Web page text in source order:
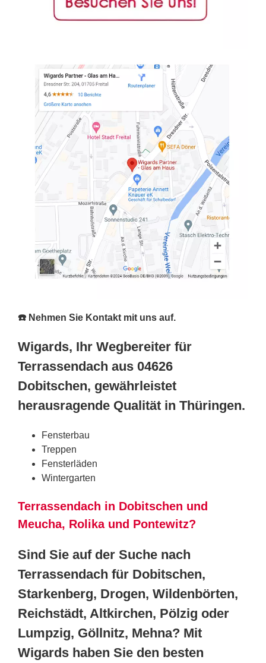
☎️ Nehmen Sie Kontakt mit uns auf.
Wigards, Ihr Wegbereiter für
Terrassendach aus 04626
Dobitschen, gewährleistet
herausragende Qualität in Thüringen.
Fensterbau
Treppen
Fensterläden
Wintergarten
Terrassendach in Dobitschen und
Meucha, Rolika und Pontewitz?
Sind Sie auf der Suche nach
Terrassendach für Dobitschen,
Starkenberg, Drogen, Wildenbörten,
Reichstädt, Altkirchen, Pölzig oder
Lumpzig, Göllnitz, Mehna? Mit
Wigards haben Sie den besten